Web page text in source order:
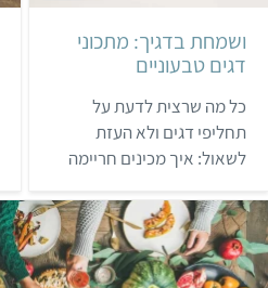
ושמחת בדגיך: מתכוני
דגים טבעוניים
כל מה שרצית לדעת על
תחליפי דגים ולא העזת
לשאול: איך מכינים חריימה
דג מהצומח? וגם: המון מידע
על מנות "דגים" טבעוניות
במסעדות.